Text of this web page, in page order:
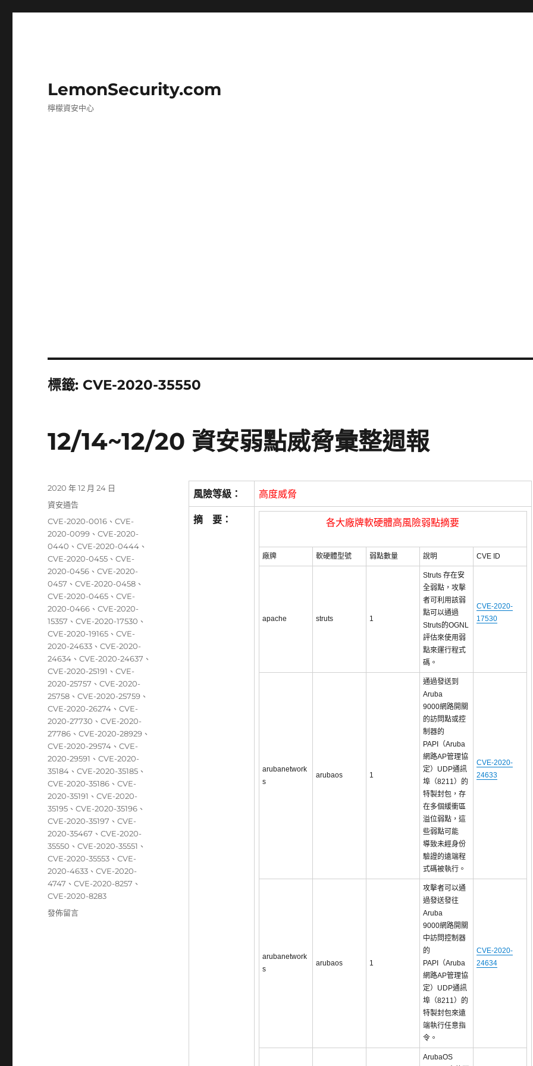
LemonSecurity.com
檸檬資安中心
標籤: CVE-2020-35550
12/14~12/20 資安弱點威脅彙整週報
風險等級： 高度威脅
摘 要： 各大廠牌軟硬體高風險弱點摘要
廠牌 軟硬體型號 弱點數量 說明 CVE ID
apache struts 1
Struts 存在安
全弱點，攻擊
者可利用該弱
點可以通過
Struts的OGNL
評估來使用弱
點來運行程式
碼。
CVE-2020-
17530
arubanetwork
s
arubaos 1
通過發送到
Aruba
9000網路開關
的訪問點或控
制器的
PAPI（Aruba
網路AP管理協
定）UDP通訊
埠（8211）的
特製封包，存
在多個緩衝區
溢位弱點，這
些弱點可能
導致未經身份
驗證的遠端程
式碼被執行。
CVE-2020-
24633
arubanetwork
s
arubaos 1
攻擊者可以通
過發送發往
Aruba
9000網路開關
中訪問控制器
的
PAPI（Aruba
網路AP管理協
定）UDP通訊
埠（8211）的
特製封包來遠
端執行任意指
令。
CVE-2020-
24634
ArubaOS
發
佈
期:
2020 年 12 月 24 日
分
資安通告
標
籤
CVE-2020-0016 、CVE-
2020-0099 、CVE-2020-
0440 、CVE-2020-0444 、
CVE-2020-0455 、CVE-
2020-0456 、CVE-2020-
0457 、CVE-2020-0458 、
CVE-2020-0465 、CVE-
2020-0466 、CVE-2020-
15357 、CVE-2020-17530 、
CVE-2020-19165 、CVE-
2020-24633 、CVE-2020-
24634 、CVE-2020-24637 、
CVE-2020-25191 、CVE-
2020-25757 、CVE-2020-
25758 、CVE-2020-25759 、
CVE-2020-26274 、CVE-
2020-27730 、CVE-2020-
27786 、CVE-2020-28929 、
CVE-2020-29574 、CVE-
2020-29591 、CVE-2020-
35184 、CVE-2020-35185 、
CVE-2020-35186 、CVE-
2020-35191 、CVE-2020-
35195 、CVE-2020-35196 、
CVE-2020-35197 、CVE-
2020-35467 、CVE-2020-
35550 、CVE-2020-35551 、
CVE-2020-35553 、CVE-
2020-4633 、CVE-2020-
4747 、CVE-2020-8257 、
CVE-2020-8283
在
發佈留言